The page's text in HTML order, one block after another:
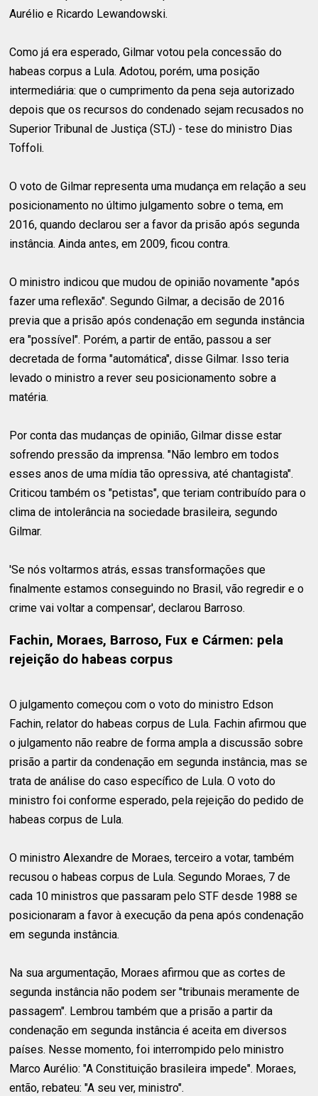
Aurélio e Ricardo Lewandowski.
Como já era esperado, Gilmar votou pela concessão do
habeas corpus a Lula. Adotou, porém, uma posição
intermediária: que o cumprimento da pena seja autorizado
depois que os recursos do condenado sejam recusados no
Superior Tribunal de Justiça (STJ) - tese do ministro Dias
Toffoli.
O voto de Gilmar representa uma mudança em relação a seu
posicionamento no último julgamento sobre o tema, em
2016, quando declarou ser a favor da prisão após segunda
instância. Ainda antes, em 2009, ficou contra.
O ministro indicou que mudou de opinião novamente "após
fazer uma reflexão". Segundo Gilmar, a decisão de 2016
previa que a prisão após condenação em segunda instância
era "possível". Porém, a partir de então, passou a ser
decretada de forma "automática", disse Gilmar. Isso teria
levado o ministro a rever seu posicionamento sobre a
matéria.
Por conta das mudanças de opinião, Gilmar disse estar
sofrendo pressão da imprensa. "Não lembro em todos
esses anos de uma mídia tão opressiva, até chantagista".
Criticou também os "petistas", que teriam contribuído para o
clima de intolerância na sociedade brasileira, segundo
Gilmar.
'Se nós voltarmos atrás, essas transformações que
finalmente estamos conseguindo no Brasil, vão regredir e o
crime vai voltar a compensar', declarou Barroso.
Fachin, Moraes, Barroso, Fux e Cármen: pela
rejeição do habeas corpus
O julgamento começou com o voto do ministro Edson
Fachin, relator do habeas corpus de Lula. Fachin afirmou que
o julgamento não reabre de forma ampla a discussão sobre
prisão a partir da condenação em segunda instância, mas se
trata de análise do caso específico de Lula. O voto do
ministro foi conforme esperado, pela rejeição do pedido de
habeas corpus de Lula.
O ministro Alexandre de Moraes, terceiro a votar, também
recusou o habeas corpus de Lula. Segundo Moraes, 7 de
cada 10 ministros que passaram pelo STF desde 1988 se
posicionaram a favor à execução da pena após condenação
em segunda instância.
Na sua argumentação, Moraes afirmou que as cortes de
segunda instância não podem ser "tribunais meramente de
passagem". Lembrou também que a prisão a partir da
condenação em segunda instância é aceita em diversos
países. Nesse momento, foi interrompido pelo ministro
Marco Aurélio: "A Constituição brasileira impede". Moraes,
então, rebateu: "A seu ver, ministro".